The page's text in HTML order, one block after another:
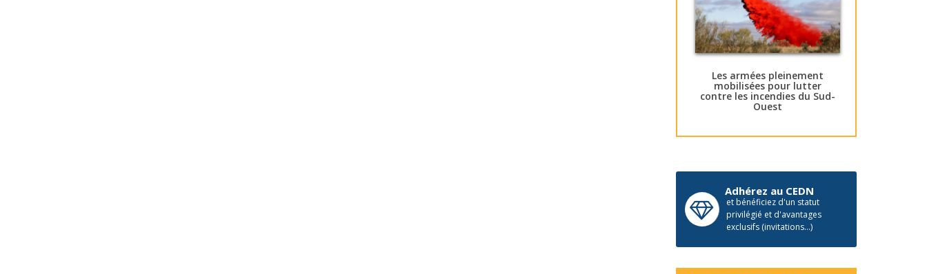
Les armées pleinement
mobilisées pour lutter
contre les incendies du Sud-
Ouest
Adhérez au CEDN
et bénéficiez d'un statut
privilégié et d'avantages
exclusifs (invitations...)